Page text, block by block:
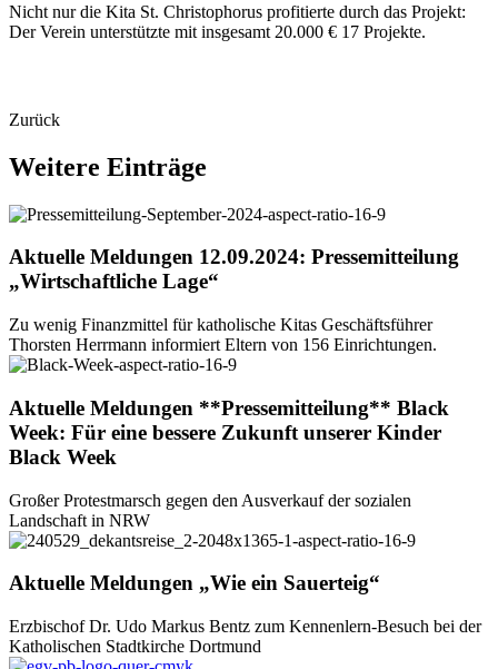
Nicht nur die Kita St. Christophorus profitierte durch das Projekt:
Der Verein unterstützte mit insgesamt 20.000 € 17 Projekte.
Zurück
Weitere Einträge
Aktuelle Meldungen 12.09.2024: Pressemitteilung
„Wirtschaftliche Lage“
Zu wenig Finanzmittel für katholische Kitas Geschäftsführer
Thorsten Herrmann informiert Eltern von 156 Einrichtungen.
Aktuelle Meldungen **Pressemitteilung** Black
Week: Für eine bessere Zukunft unserer Kinder
Black Week
Großer Protestmarsch gegen den Ausverkauf der sozialen
Landschaft in NRW
Aktuelle Meldungen „Wie ein Sauerteig“
Erzbischof Dr. Udo Markus Bentz zum Kennenlern-Besuch bei der
Katholischen Stadtkirche Dortmund